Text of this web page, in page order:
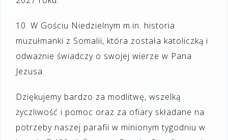
10. W Gościu Niedzielnym m.in. historia
muzułmanki z Somalii, która została katoliczką i
odważnie świadczy o swojej wierze w Pana
Jezusa.
Dziękujemy bardzo za modlitwę, wszelką
życzliwość i pomoc oraz za ofiary składane na
potrzeby naszej parafii w minionym tygodniu w